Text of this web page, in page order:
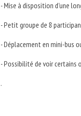
- Mise à disposition d'une
- Petit groupe de 8
- Déplacement en mini-bus
- Possibilité de voir certains
.